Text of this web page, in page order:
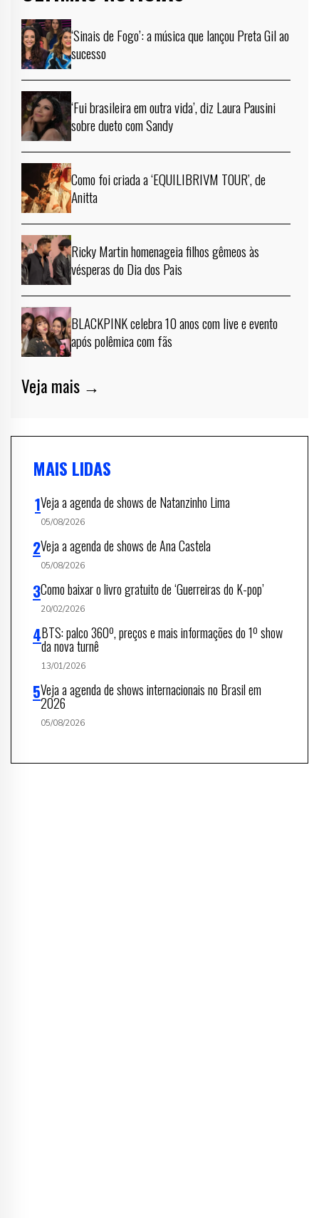
‘Sinais de Fogo’: a música que lançou Preta Gil ao
sucesso
‘Fui brasileira em outra vida’, diz Laura Pausini
sobre dueto com Sandy
Como foi criada a ‘EQUILIBRIVM TOUR’, de
Anitta
Ricky Martin homenageia filhos gêmeos às
vésperas do Dia dos Pais
BLACKPINK celebra 10 anos com live e evento
após polêmica com fãs
Veja mais →
MAIS LIDAS
Veja a agenda de shows de Natanzinho Lima
05/08/2026
Veja a agenda de shows de Ana Castela
05/08/2026
Como baixar o livro gratuito de ‘Guerreiras do K-pop’
20/02/2026
BTS: palco 360º, preços e mais informações do 1º show
da nova turnê
13/01/2026
Veja a agenda de shows internacionais no Brasil em
2026
05/08/2026